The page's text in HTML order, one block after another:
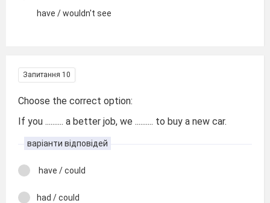
have / wouldn't see
Запитання 10
Choose the correct option:
If you .......... a better job, we .......... to buy a new car.
варіанти відповідей
have / could
had / could